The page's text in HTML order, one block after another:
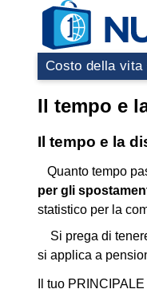
Costo della vita
Il tempo e
Il tempo e la
Quanto tempo
per gli
statistico per la
Si prega di
si applica a
Il tuo